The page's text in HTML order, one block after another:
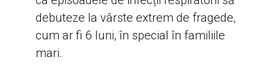
debuteze la vârste extrem de fragede,
cum ar fi 6 luni, în special în familiile
mari.